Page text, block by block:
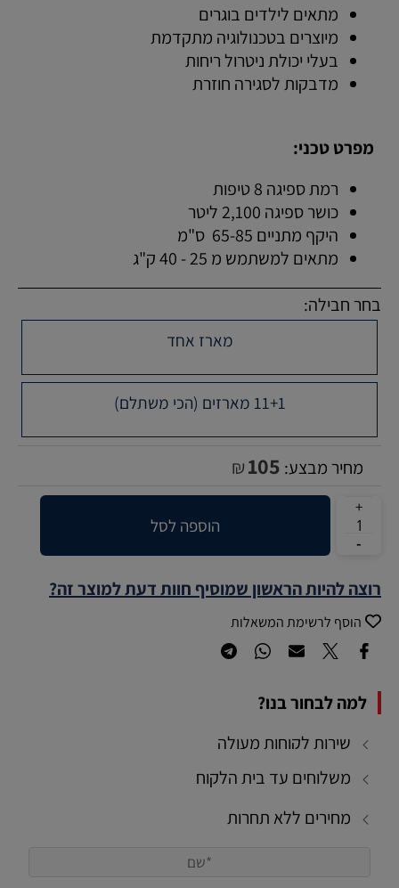
מתאים לילדים בוגרים
מיוצרים בטכנולוגיה מתקדמת
בעלי יכולת ניטרול ריחות
מדבקות לסגירה חוזרת
מפרט טכני:
רמת ספיגה 8 טיפות
כושר ספיגה 2,100 ליטר
היקף מתניים 65-85 ס"מ
מתאים למשתמש מ 25 - 40 ק"ג
בחר חבילה:
מארז אחד
11+1 מארזים (הכי משתלם)
מחיר מבצע: ₪105
הוספה לסל
רוצה להיות הראשון שמוסיף חוות דעת למוצר זה?
הוסף לרשימת המשאלות
למה לבחור בנו?
שירות לקוחות מעולה
משלוחים עד בית הלקוח
מחירים ללא תחרות